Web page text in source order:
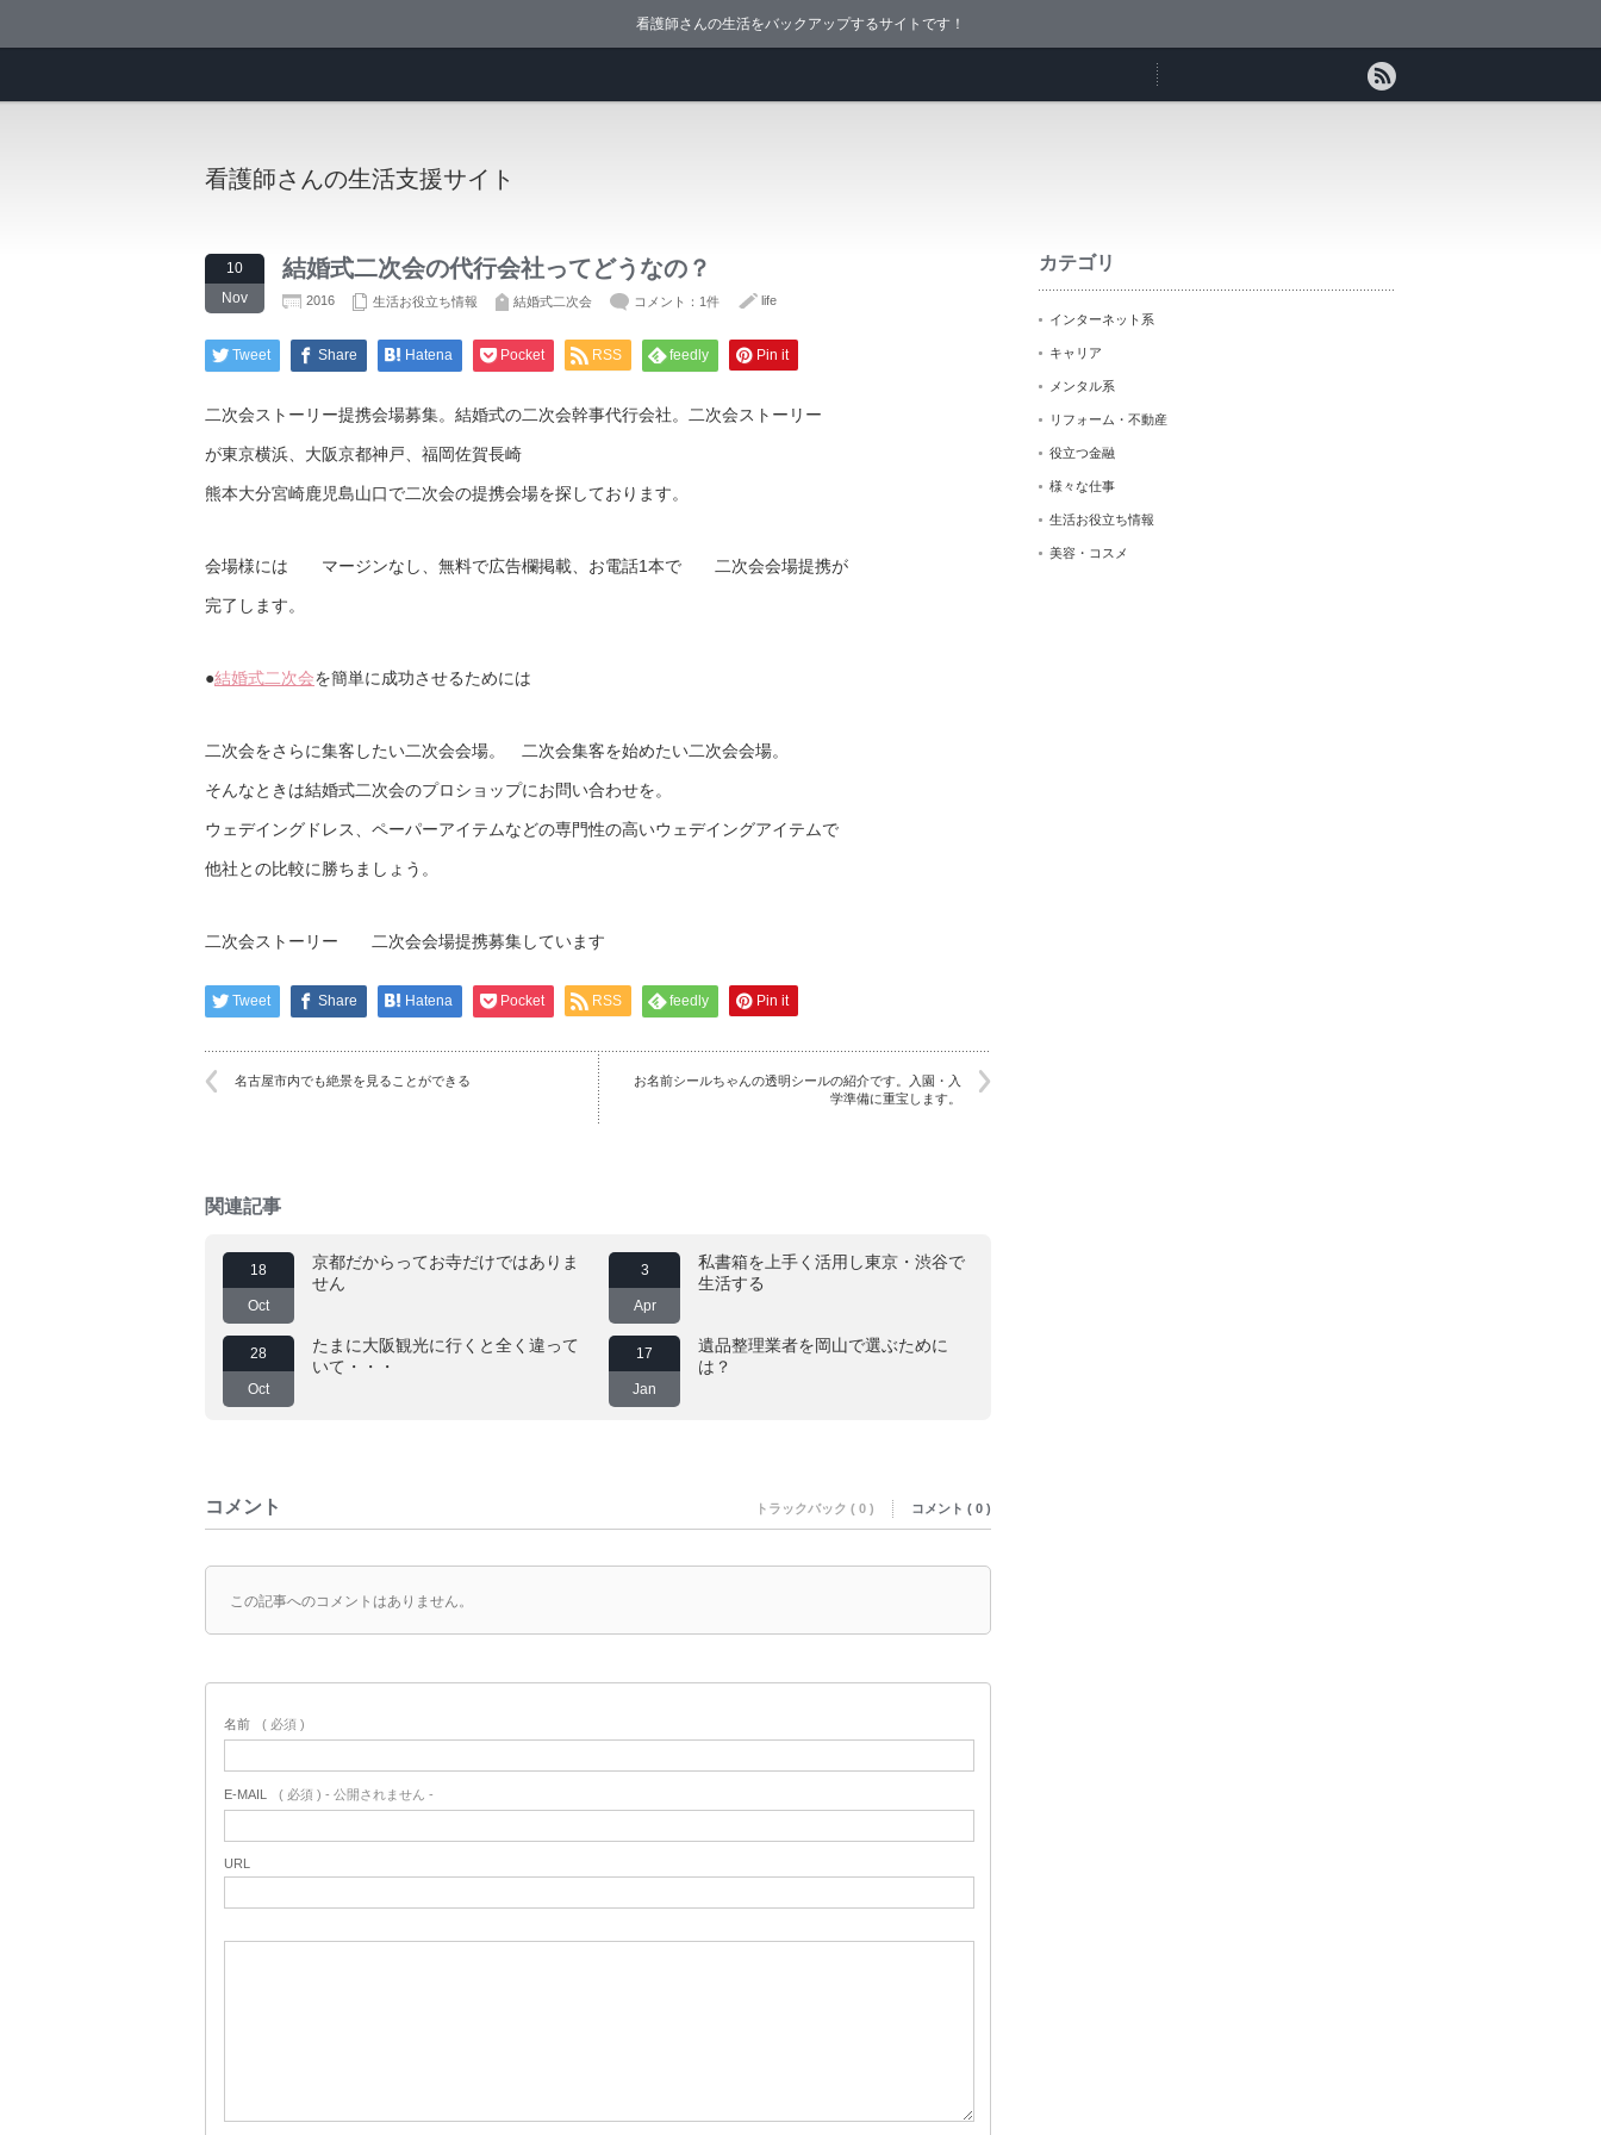
看護師さんの生活をバックアップするサイトです！
看護師さんの生活支援サイト
10
Nov
結婚式二次会の代行会社ってどうなの？
2016 生活お役立ち情報 結婚式二次会 コメント：1件 life
Tweet Share Hatena Pocket RSS feedly Pin it
二次会ストーリー提携会場募集。結婚式の二次会幹事代行会社。二次会ストーリー
が東京横浜、大阪京都神戸、福岡佐賀長崎
熊本大分宮崎鹿児島山口で二次会の提携会場を探しております。
会場様には マージンなし、無料で広告欄掲載、お電話1本で 二次会会場提携が
完了します。
●結婚式二次会を簡単に成功させるためには
二次会をさらに集客したい二次会会場。 二次会集客を始めたい二次会会場。
そんなときは結婚式二次会のプロショップにお問い合わせを。
ウェデイングドレス、ペーパーアイテムなどの専門性の高いウェデイングアイテムで
他社との比較に勝ちましょう。
二次会ストーリー 二次会会場提携募集しています
Tweet Share Hatena Pocket RSS feedly Pin it
名古屋市内でも絶景を見ることができる
お名前シールちゃんの透明シールの紹介です。入園・入
学準備に重宝します。
関連記事
18
Oct
京都だからってお寺だけではありま
せん
3
Apr
私書箱を上手く活用し東京・渋谷で
生活する
28
Oct
たまに大阪観光に行くと全く違って
いて・・・
17
Jan
遺品整理業者を岡山で選ぶために
は？
コメント トラックバック ( 0 ) コメント ( 0 )
この記事へのコメントはありません。
名前 ( 必須 )
E-MAIL ( 必須 ) - 公開されません -
URL
カテゴリ
インターネット系
キャリア
メンタル系
リフォーム・不動産
役立つ金融
様々な仕事
生活お役立ち情報
美容・コスメ